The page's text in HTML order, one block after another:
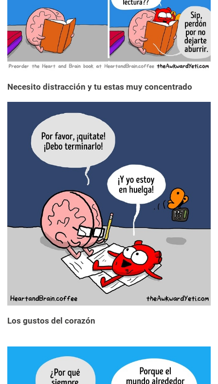
Necesito distracción y tu estas muy concentrado
Los gustos del corazón